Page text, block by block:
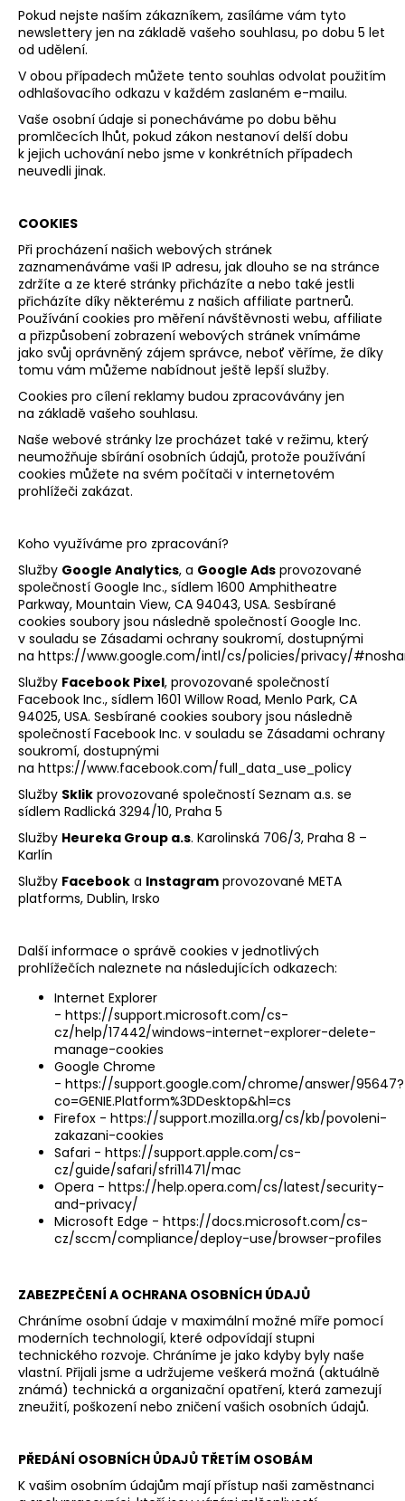
Pokud nejste naším zákazníkem, zasíláme vám tyto
newslettery jen na základě vašeho souhlasu, po dobu 5 let
od udělení.
V obou případech můžete tento souhlas odvolat použitím
odhlašovacího odkazu v každém zaslaném e-mailu.
Vaše osobní údaje si ponecháváme po dobu běhu
promlčecích lhůt, pokud zákon nestanoví delší dobu
k jejich uchování nebo jsme v konkrétních případech
neuvedli jinak.
COOKIES
Při procházení našich webových stránek
zaznamenáváme vaši IP adresu, jak dlouho se na stránce
zdržíte a ze které stránky přicházíte a nebo také jestli
přicházíte díky některému z našich affiliate partnerů.
Používání cookies pro měření návštěvnosti webu, affiliate
a přizpůsobení zobrazení webových stránek vnímáme
jako svůj oprávněný zájem správce, neboť věříme, že díky
tomu vám můžeme nabídnout ještě lepší služby.
Cookies pro cílení reklamy budou zpracovávány jen
na základě vašeho souhlasu.
Naše webové stránky lze procházet také v režimu, který
neumožňuje sbírání osobních údajů, protože používání
cookies můžete na svém počítači v internetovém
prohlížeči zakázat.
Koho využíváme pro zpracování?
Služby Google Analytics, a Google Ads provozované
společností Google Inc., sídlem 1600 Amphitheatre
Parkway, Mountain View, CA 94043, USA. Sesbírané
cookies soubory jsou následně společností Google Inc.
v souladu se Zásadami ochrany soukromí, dostupnými
na https://www.google.com/intl/cs/policies/privacy/
Služby Facebook Pixel, provozované společností
Facebook Inc., sídlem 1601 Willow Road, Menlo Park, CA
94025, USA. Sesbírané cookies soubory jsou následně
společností Facebook Inc. v souladu se Zásadami ochrany
soukromí, dostupnými
na https://www.facebook.com/full_data_use_policy
Služby Sklik provozované společností Seznam a.s. se
sídlem Radlická 3294/10, Praha 5
Služby Heureka Group a.s. Karolinská 706/3, Praha 8 –
Karlín
Služby Facebook a Instagram provozované META
platforms, Dublin, Irsko
Další informace o správě cookies v jednotlivých
prohlížečích naleznete na následujících odkazech:
Internet Explorer
- https://support.microsoft.com/cs-
cz/help/17442/windows-internet-explorer-delete-
manage-cookies
Google Chrome
- https://support.google.com/chrome/answer/95647?
co=GENIE.Platform%3DDesktop&hl=cs
Firefox - https://support.mozilla.org/cs/kb/povoleni-
zakazani-cookies
Safari - https://support.apple.com/cs-
cz/guide/safari/sfri11471/mac
Opera - https://help.opera.com/cs/latest/security-
and-privacy/
Microsoft Edge - https://docs.microsoft.com/cs-
cz/sccm/compliance/deploy-use/browser-profiles
ZABEZPEČENÍ A OCHRANA OSOBNÍCH ÚDAJŮ
Chráníme osobní údaje v maximální možné míře pomocí
moderních technologií, které odpovídají stupni
technického rozvoje. Chráníme je jako kdyby byly naše
vlastní. Přijali jsme a udržujeme veškerá možná (aktuálně
známá) technická a organizační opatření, která zamezují
zneužití, poškození nebo zničení vašich osobních údajů.
PŘEDÁNÍ OSOBNÍCH ŮDAJŮ TŘETÍM OSOBÁM
K vašim osobním údajům mají přístup naši zaměstnanci